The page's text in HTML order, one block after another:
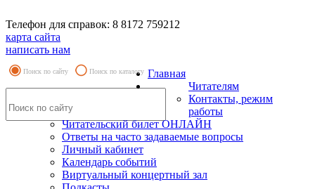
Телефон для справок: 8 8172 759212
карта сайта
написать нам
Поиск по сайту Поиск по каталогу Главная
Читателям
Контакты, режим
работы
Читательский билет ОНЛАЙН
Ответы на часто задаваемые вопросы
Личный кабинет
Календарь событий
Виртуальный концертный зал